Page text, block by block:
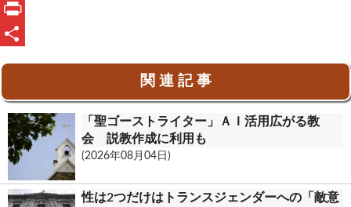
e
b
n
e
m
a
O
u
.
P
関 連 記 事
「聖ゴーストライター」ＡＩ活用広がる教
会 説教作成に利用も
(2026年08月04日)
性は2つだけはトランスジェンダーへの「敵意